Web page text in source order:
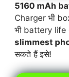
5160 mAh
Charger भी
भी battery life
slimmest
सकते हैं इसे!